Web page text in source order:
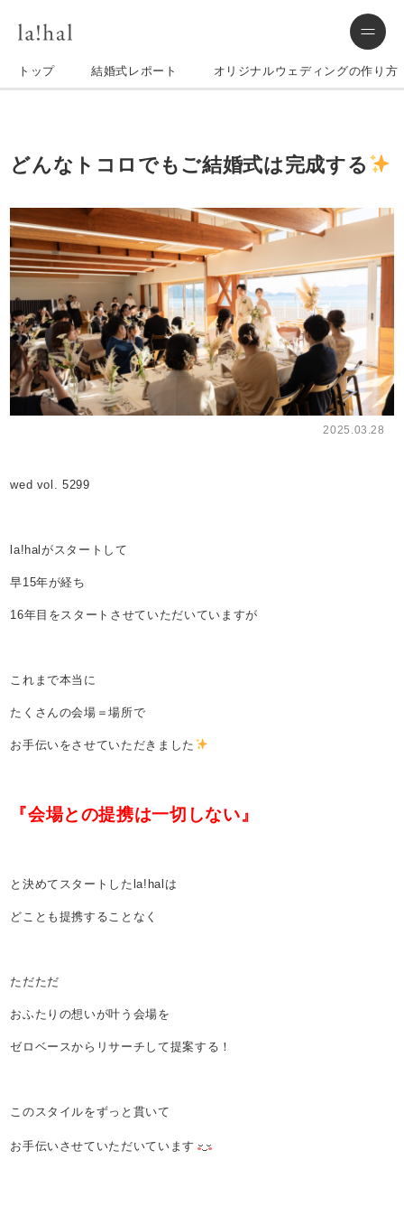
トップ 結婚式レポート オリジナルウェディングの作り方
どんなトコロでもご結婚式は完成する
2025.03.28
wed vol. 5299
la!halがスタートして
早15年が経ち
16年目をスタートさせていただいていますが
これまで本当に
たくさんの会場＝場所で
お手伝いをさせていただきました
『会場との提携は一切しない』
と決めてスタートしたla!halは
どことも提携することなく
ただただ
おふたりの想いが叶う会場を
ゼロベースからリサーチして提案する！
このスタイルをずっと貫いて
お手伝いさせていただいています